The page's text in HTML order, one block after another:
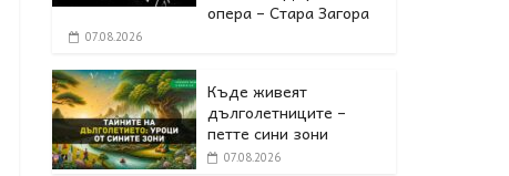
опера – Стара Загора
07.08.2026
Къде живеят
дълголетниците –
петте сини зони
07.08.2026